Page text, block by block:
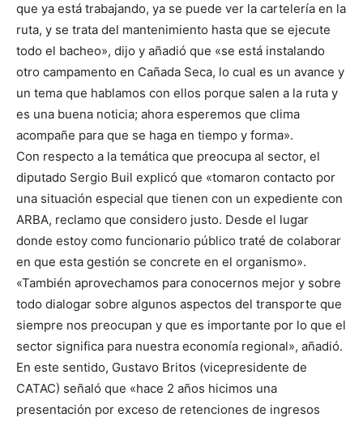
que ya está trabajando, ya se puede ver la cartelería en la
ruta, y se trata del mantenimiento hasta que se ejecute
todo el bacheo», dijo y añadió que «se está instalando
otro campamento en Cañada Seca, lo cual es un avance y
un tema que hablamos con ellos porque salen a la ruta y
es una buena noticia; ahora esperemos que clima
acompañe para que se haga en tiempo y forma».
Con respecto a la temática que preocupa al sector, el
diputado Sergio Buil explicó que «tomaron contacto por
una situación especial que tienen con un expediente con
ARBA, reclamo que considero justo. Desde el lugar
donde estoy como funcionario público traté de colaborar
en que esta gestión se concrete en el organismo».
«También aprovechamos para conocernos mejor y sobre
todo dialogar sobre algunos aspectos del transporte que
siempre nos preocupan y que es importante por lo que el
sector significa para nuestra economía regional», añadió.
En este sentido, Gustavo Britos (vicepresidente de
CATAC) señaló que «hace 2 años hicimos una
presentación por exceso de retenciones de ingresos